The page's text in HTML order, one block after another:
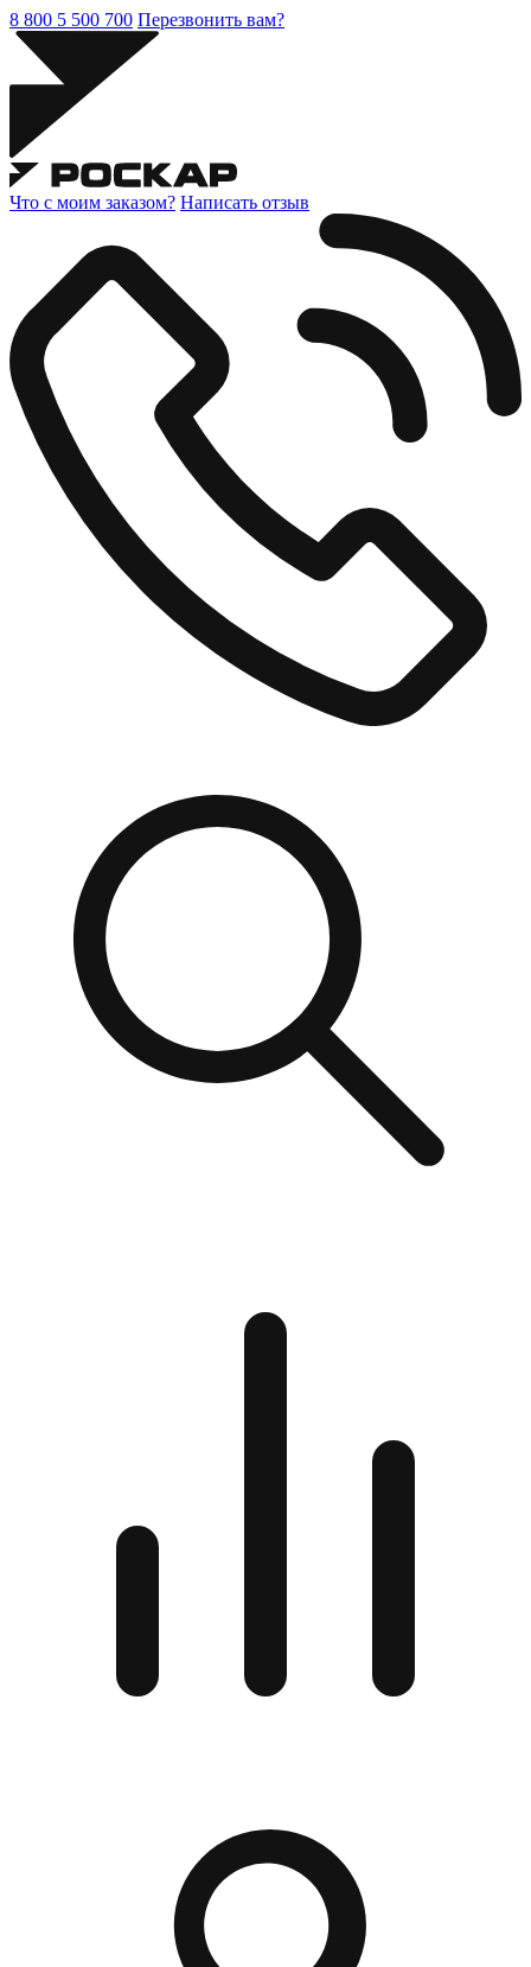
8 800 5 500 700 Перезвонить вам?
Что с моим заказом? Написать отзыв